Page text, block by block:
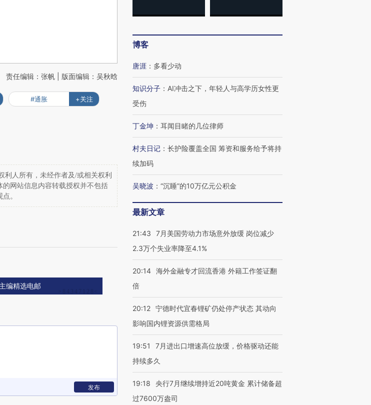
责任编辑：张帆 | 版面编辑：吴秋晗
#通胀 +关注
利人所有，未经作者及/或相关权利
网站信息内容转载授权并不包括
。
编精选电邮
发布
博客
唐涯 ： 多看少动
知识分子 ： AI冲击之下，年轻人与高学历女性更
受伤
丁金坤 ： 耳闻目睹的几位律师
村夫日记 ： 长护险覆盖全国 筹资和服务给予将持
续加码
吴晓波 ： “沉睡”的10万亿元公积金
最新文章
21:43
7月美国劳动力市场意外放缓 岗位减少
2.3万个失业率降至4.1%
20:14 海外金融专才回流香港 外籍工作签证翻
倍
20:12 宁德时代宜春锂矿仍处停产状态 其动向
影响国内锂资源供需格局
19:51
7月进出口增速高位放缓，价格驱动还能
持续多久
19:18
央行7月继续增持近20吨黄金 累计储备超
过7600万盎司